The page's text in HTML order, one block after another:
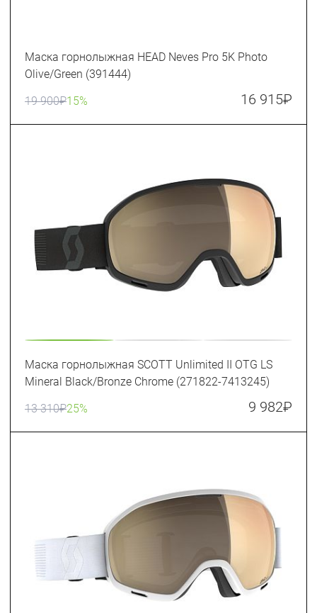
Маска горнолыжная HEAD Neves Pro 5K Photo
Olive/Green (391444)
19 900₽15% 16 915₽
Маска горнолыжная SCOTT Unlimited II OTG LS
Mineral Black/Bronze Chrome (271822-7413245)
13 310₽25% 9 982₽